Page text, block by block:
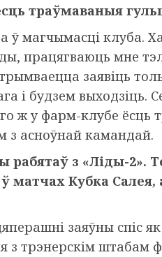
траўмаваныя
ў магчымасці клуба.
працягваюць мне
заявіць
і будзем выходзіць.
ж у фарм-клубе ёсць
з асноўнай камандай.
рабятаў з «Ліды-2».
матчах Кубка Салея,
заяўны спіс
з трэнерскім штабам